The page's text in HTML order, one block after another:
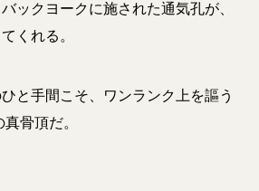
ックヨークに施された通気孔が、
くれる。
と手間こそ、ワンランク上を謳う
骨頂だ。